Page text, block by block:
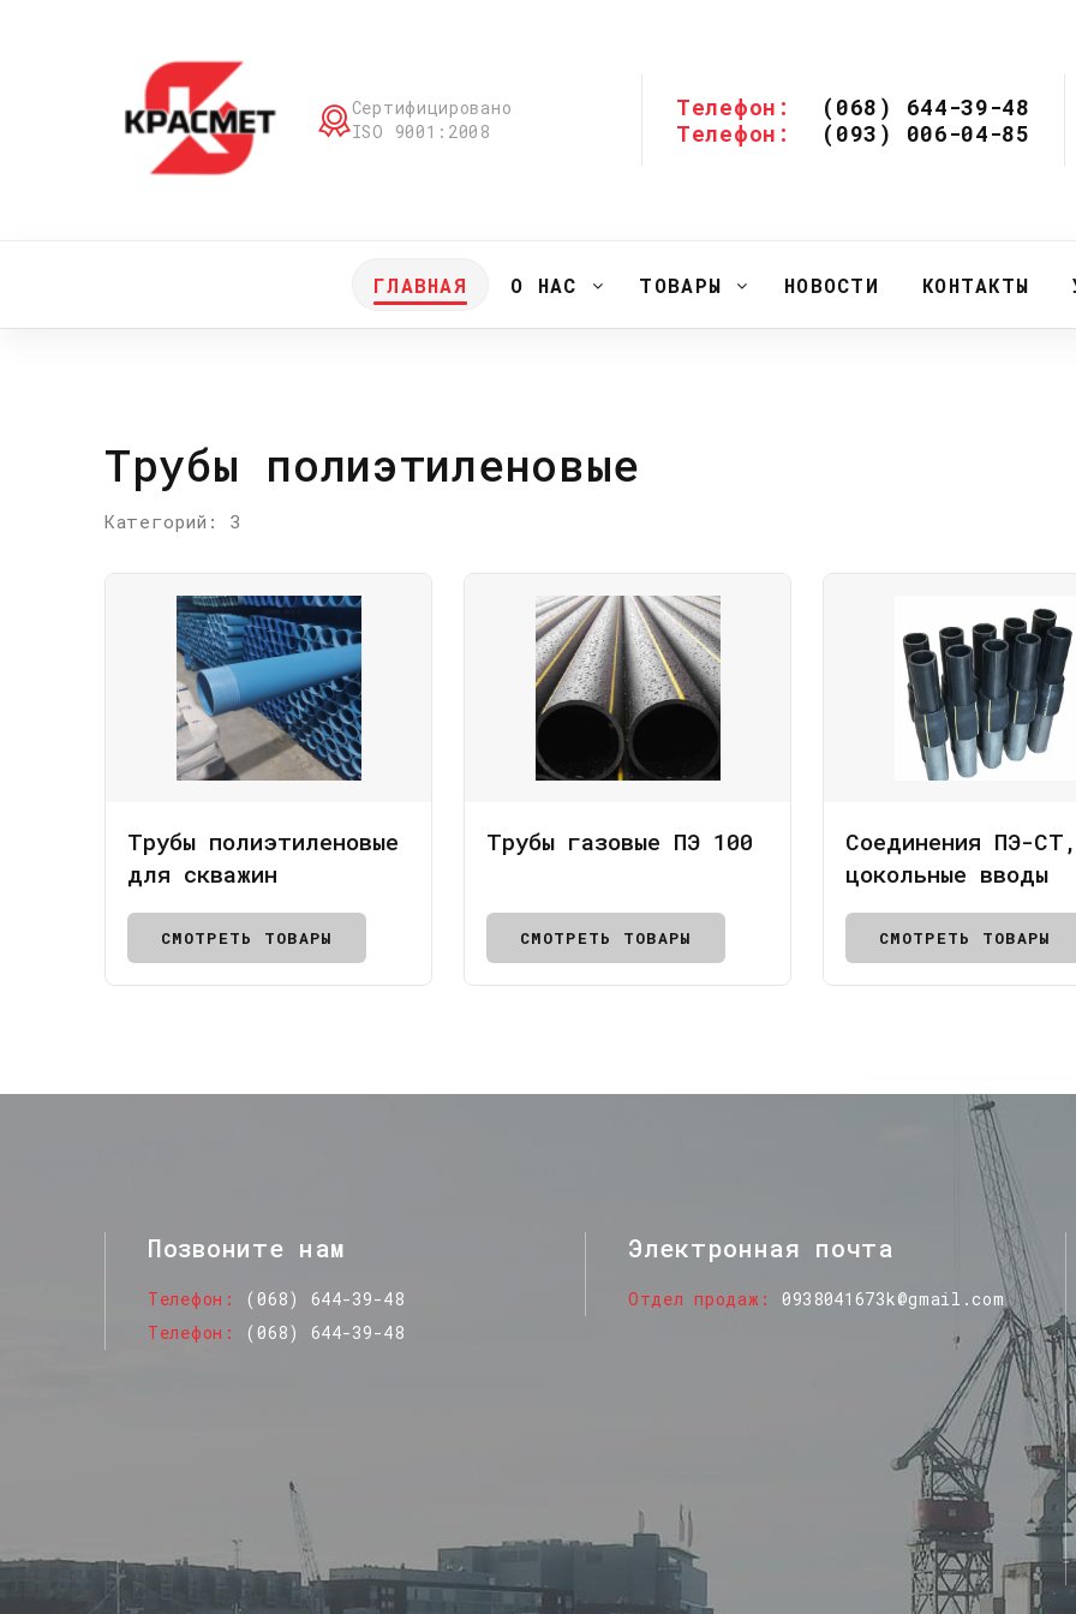
Сертифицировано
ISO 9001:2008
Телефон:
(068) 644-39-48
Телефон:
(093) 006-04-85
ГЛАВНАЯ О НАС ТОВАРЫ НОВОСТИ КОНТАКТЫ
Трубы полиэтиленовые
Категорий: 3
Трубы полиэтиленовые
для скважин
СМОТРЕТЬ ТОВАРЫ
Трубы газовые ПЭ 100
СМОТРЕТЬ ТОВАРЫ
Соединения ПЭ-СТ,
цокольные вводы
СМОТРЕТЬ ТОВАРЫ
Позвоните нам
Телефон
(068) 644-39-48
Телефон
(068) 644-39-48
Электронная почта
Отдел продаж 0938041673k@gmail.com